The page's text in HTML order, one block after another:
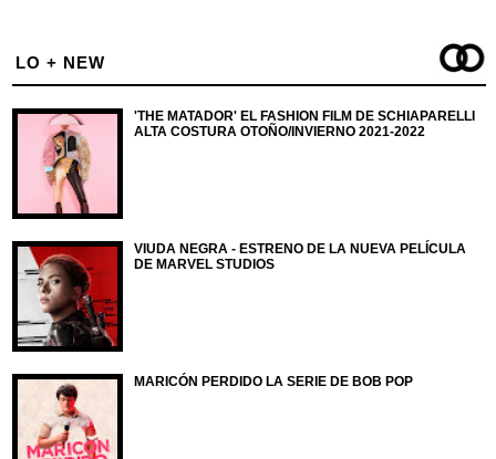
LO + NEW
'THE MATADOR' EL FASHION FILM DE SCHIAPARELLI
ALTA COSTURA OTOÑO/INVIERNO 2021-2022
VIUDA NEGRA - ESTRENO DE LA NUEVA PELÍCULA
DE MARVEL STUDIOS
MARICÓN PERDIDO LA SERIE DE BOB POP